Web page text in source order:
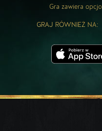
Gra zawiera
GRAJ RÓWNIEŻ NA: